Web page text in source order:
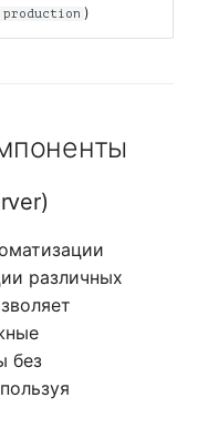
production )
различных
без